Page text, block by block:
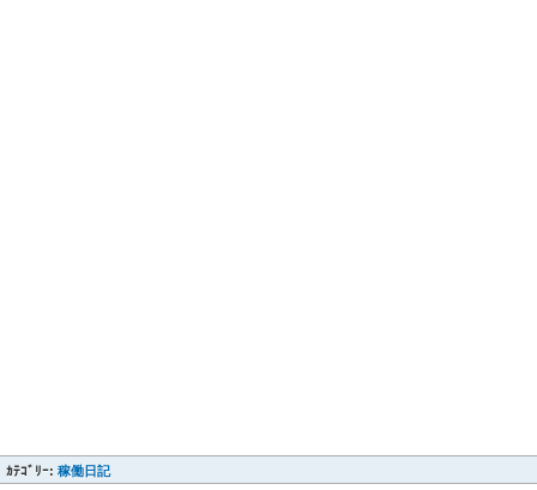
ｶﾃｺﾞﾘｰ: 稼働日記